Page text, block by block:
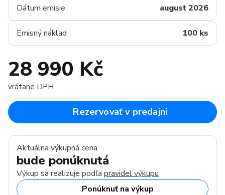
Dátum emisie august 2026
Emisný náklad 100 ks
28 990 Kč
vrátane DPH
Rezervovať v predajni
Aktuálna výkupná cena
bude ponúknutá
Výkup sa realizuje podľa pravidel výkupu
Ponúknuť na výkup